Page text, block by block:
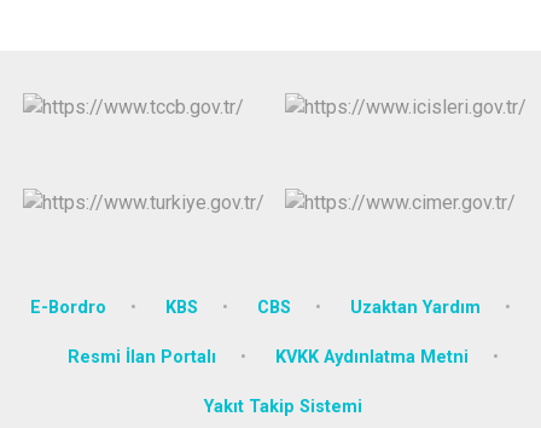
E-Bordro KBS CBS Uzaktan Yardım
Resmi İlan Portalı KVKK Aydınlatma Metni
Yakıt Takip Sistemi